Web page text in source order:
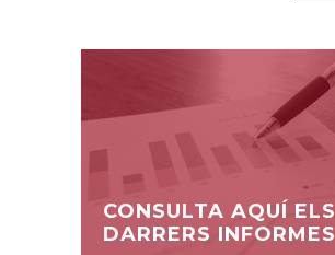
CONSULTA AQUÍ ELS
DARRERS INFORMES